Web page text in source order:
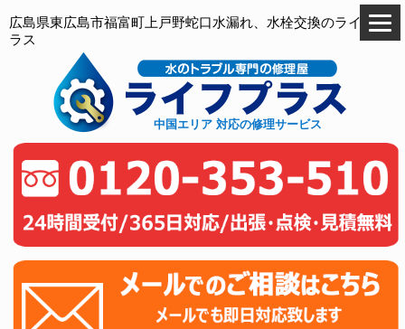
広島県東広島市福富町上戸野蛇口水漏れ、水栓交換のライフプ
ラス
中国エリア 対応の修理サービス